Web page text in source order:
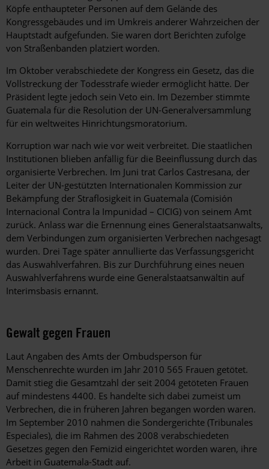
Köpfe enthaupteter Personen auf dem Gelände des
Kongressgebäudes und im Umkreis anderer Wahrzeichen der
Hauptstadt aufgefunden. Sie waren dort Berichten zufolge
von Straßenbanden platziert worden.
Im Oktober verabschiedete der Kongress ein Gesetz, das die
Vollstreckung der Todesstrafe wieder ermöglicht hätte. Der
Präsident legte jedoch sein Veto ein. Im Dezember stimmte
Guatemala für die Resolution der UN-Generalversammlung
für ein weltweites Hinrichtungsmoratorium.
Korruption war nach wie vor weit verbreitet. Die staatlichen
Institutionen blieben anfällig für die Beeinflussung durch das
organisierte Verbrechen. Im Juni trat Carlos Castresana, der
Leiter der UN-gestützten Internationalen Kommission zur
Bekämpfung der Straflosigkeit in Guatemala (Comisión
Internacional Contra la Impunidad – CICIG) von seinem Amt
zurück. Anlass war die Ernennung eines Generalstaatsanwalts,
dem Verbindungen zum organisierten Verbrechen nachgesagt
wurden. Drei Tage später annullierte das Verfassungsgericht
das Auswahlverfahren. Bis zur Durchführung eines neuen
Auswahlverfahrens wurde eine Generalstaatsanwältin auf
Interimsbasis ernannt.
Gewalt gegen Frauen
Laut Angaben des Amts der Ombudsperson für
Menschenrechte wurden im Jahr 2010 565 Frauen getötet.
Damit stieg die Gesamtzahl der seit 2004 getöteten Frauen
auf mindestens 4400. Es handelte sich dabei zumeist um
Verbrechen, die in früheren Jahren begangen worden waren.
Im September 2010 nahmen die Sondergerichte (Tribunales
Especiales), die im Rahmen des 2008 verabschiedeten
Gesetzes gegen den Femizid eingerichtet worden waren, ihre
Arbeit in Guatemala-Stadt auf.